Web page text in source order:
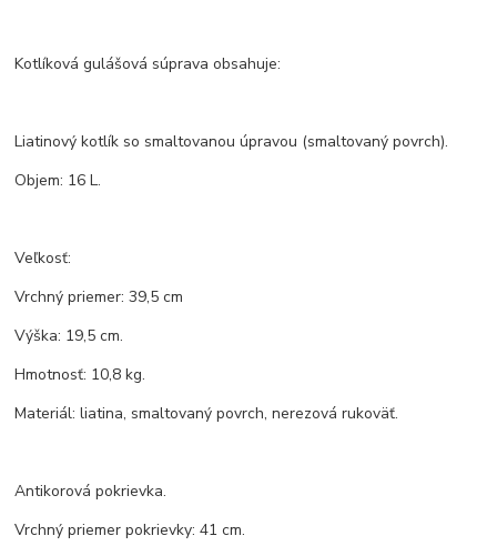
Kotlíková gulášová súprava obsahuje:
Liatinový kotlík so smaltovanou úpravou (smaltovaný povrch).
Objem: 16 L.
Veľkosť:
Vrchný priemer: 39,5 cm
Výška: 19,5 cm.
Hmotnosť: 10,8 kg.
Materiál: liatina, smaltovaný povrch, nerezová rukoväť.
Antikorová pokrievka.
Vrchný priemer pokrievky: 41 cm.